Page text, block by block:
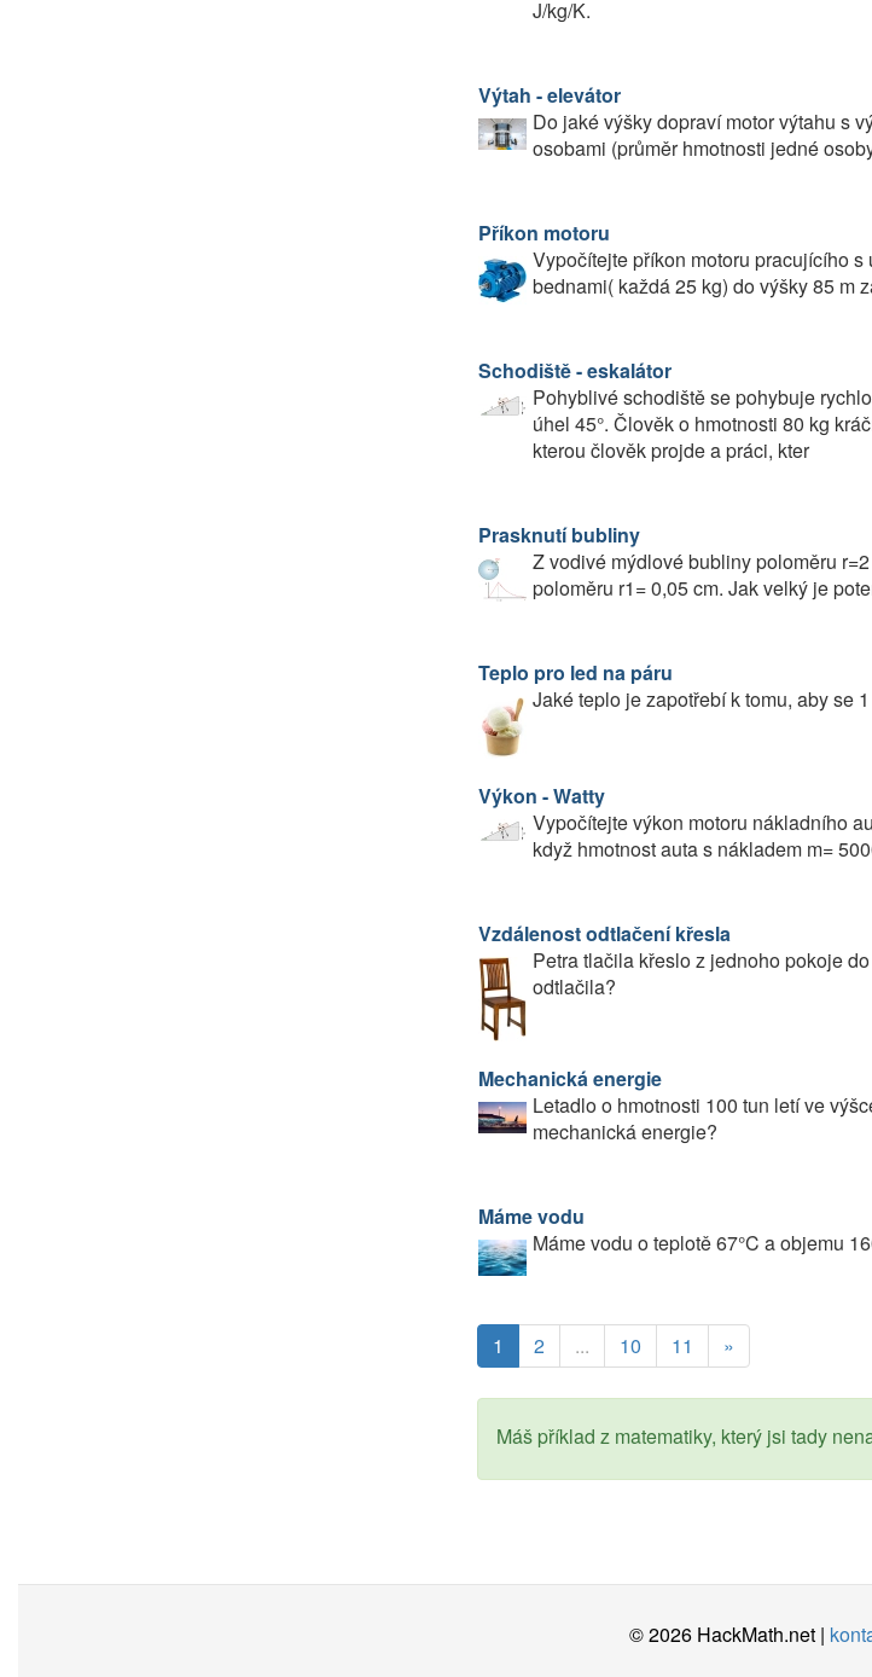
J/kg/K.
Výtah - elevátor
Do jaké výšky dopraví motor výtahu s
osobami (průměr hmotnosti jedné
Příkon motoru
Vypočítejte příkon motoru pracujícího
bednami( každá 25 kg) do výšky 85 m
Schodiště - eskalátor
Pohyblivé schodiště se pohybuje
úhel 45°. Člověk o hmotnosti 80 kg
kterou člověk projde a práci, kter
Prasknutí bubliny
Z vodivé mýdlové bubliny poloměru
poloměru r1= 0,05 cm. Jak velký je
Teplo pro led na páru
Jaké teplo je zapotřebí k tomu, aby
Výkon - Watty
Vypočítejte výkon motoru nákladního
když hmotnost auta s nákladem m=
Vzdálenost odtlačení křesla
Petra tlačila křeslo z jednoho pokoje
odtlačila?
Mechanická energie
Letadlo o hmotnosti 100 tun letí ve
mechanická energie?
Máme vodu
Máme vodu o teplotě 67°C a objemu
1 2 ... 10 11 »
Máš příklad z matematiky, který jsi tady
© 2026 HackMath.net |